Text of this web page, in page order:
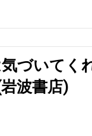
気づいてく
波書店)